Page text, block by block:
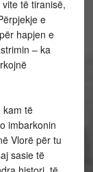
të tiranisë,
e
hapjen e
– ka
kam të
imbarkonin
Vlorë për tu
sasie të